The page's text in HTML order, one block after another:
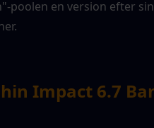
poolen en version efter
Impact 6.7